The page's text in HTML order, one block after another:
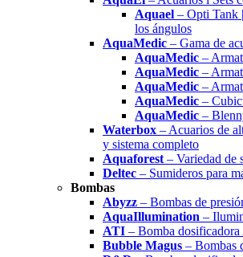
Aquael – Opti Tank
los ángulos
AquaMedic – Gama de
AquaMedic –
AquaMedic –
AquaMedic –
AquaMedic –
AquaMedic –
Waterbox – Acuarios de
y sistema completo
Aquaforest – Variedad de
Deltec – Sumideros para
Bombas
Abyzz – Bombas de
AquaIllumination –
ATI – Bomba
Bubble Magus – Bombas